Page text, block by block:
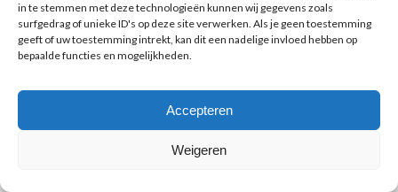
in te stemmen met deze technologieën kunnen wij gegevens zoals
surfgedrag of unieke ID's op deze site verwerken. Als je geen toestemming
geeft of uw toestemming intrekt, kan dit een nadelige invloed hebben op
bepaalde functies en mogelijkheden.
Accepteren
Weigeren
© Copyright BenFit |
Copyright menu-NL